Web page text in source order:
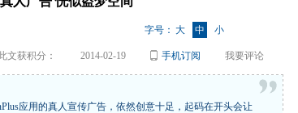
字号： 大 中 小
文获积分： 2014-02-19 手机订阅 我要评论
应用的真人宣传广告，依然创意十足，起码在开头会让